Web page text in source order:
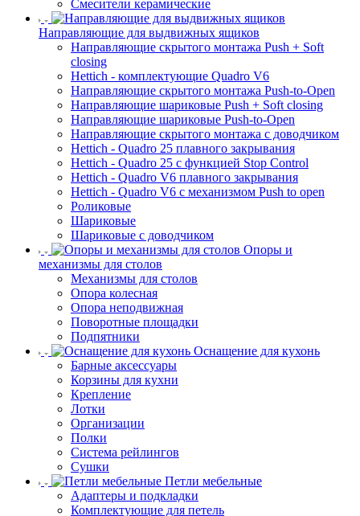
Смесители керамические
Направляющие для выдвижных ящиков
Направляющие скрытого монтажа Push + Soft
closing
Hettich - комплектующие Quadro V6
Направляющие скрытого монтажа Push-to-Open
Направляющие шариковые Push + Soft closing
Направляющие шариковые Push-to-Open
Направляющие скрытого монтажа с доводчиком
Hettich - Quadro 25 плавного закрывания
Hettich - Quadro 25 с функцией Stop Control
Hettich - Quadro V6 плавного закрывания
Hettich - Quadro V6 с механизмом Push to open
Роликовые
Шариковые
Шариковые с доводчиком
Опоры и
механизмы для столов
Механизмы для столов
Опора колесная
Опора неподвижная
Поворотные площадки
Подпятники
Оснащение для кухонь
Барные аксессуары
Корзины для кухни
Крепление
Лотки
Организации
Полки
Система рейлингов
Сушки
Петли мебельные
Адаптеры и подкладки
Комплектующие для петель